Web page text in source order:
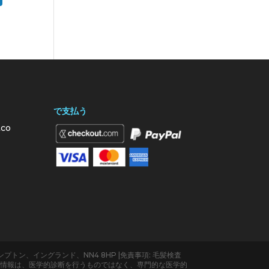
で支払う
ン、イングランド、NN4 8HP |免責事項: 毛髪検査
報は、医学的診断を行うものではなく、専門的な医学的